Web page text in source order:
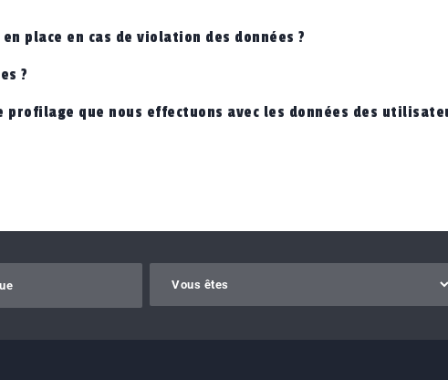
place en cas de violation des données ?
?
profilage que nous effectuons avec les données des